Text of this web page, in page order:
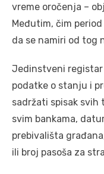
vreme oročenja –
Međutim, čim
da se namiri od tog
Jedinstveni
podatke o stanju i
sadržati spisak
svim bankama,
prebivališta
ili broj pasoša za